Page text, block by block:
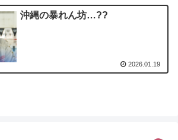
沖縄の暴れん坊…??
2026.01.19